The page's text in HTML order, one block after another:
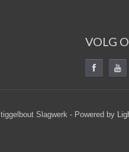
VOLG
Slagwerk - Powered by